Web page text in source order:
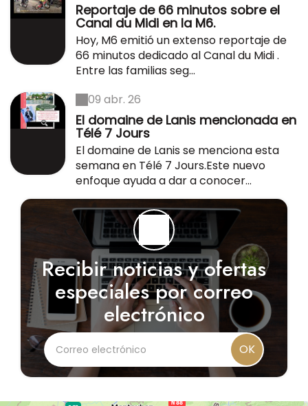
Reportaje de 66 minutos sobre el
Canal du Midi en la M6.
Hoy, M6 emitió un extenso reportaje de
66 minutos dedicado al Canal du Midi .
Entre las familias seg...
09 abr. 26
El domaine de Lanis mencionada en
Télé 7 Jours
El domaine de Lanis se menciona esta
semana en Télé 7 Jours.Este nuevo
enfoque ayuda a dar a conocer...
Recibir noticias y ofertas
especiales por correo
electrónico
OK